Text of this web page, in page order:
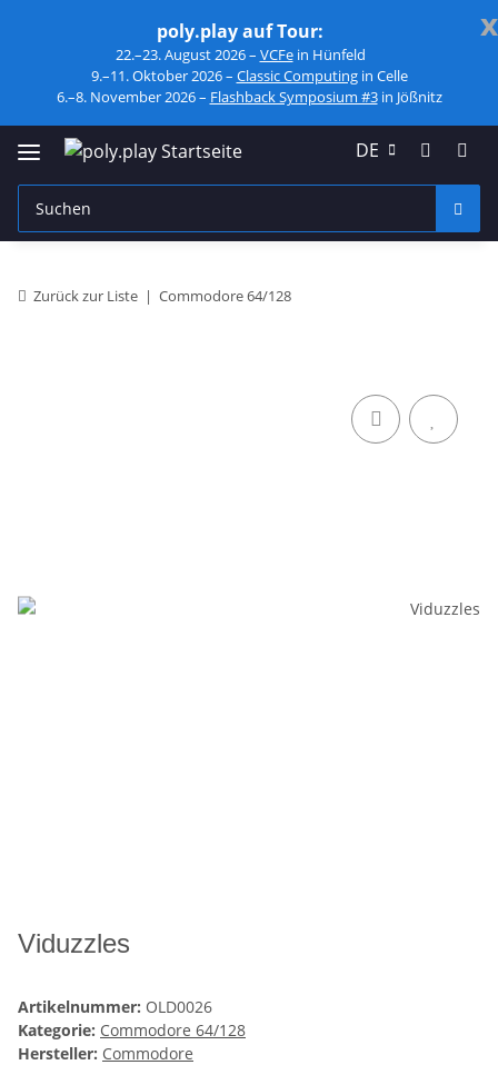
x
poly.play auf Tour:
22.–23. August 2026 – VCFein Hünfeld
9.–11. Oktober 2026 – Classic Computingin Celle
6.–8. November 2026 – Flashback Symposium #3in Jößnitz
DE
Zurück zur Liste Commodore 64/128
Viduzzles
Artikelnummer: OLD0026
Kategorie: Commodore 64/128
Hersteller: Commodore